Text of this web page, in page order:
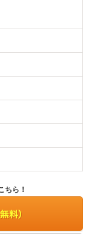
ちら！